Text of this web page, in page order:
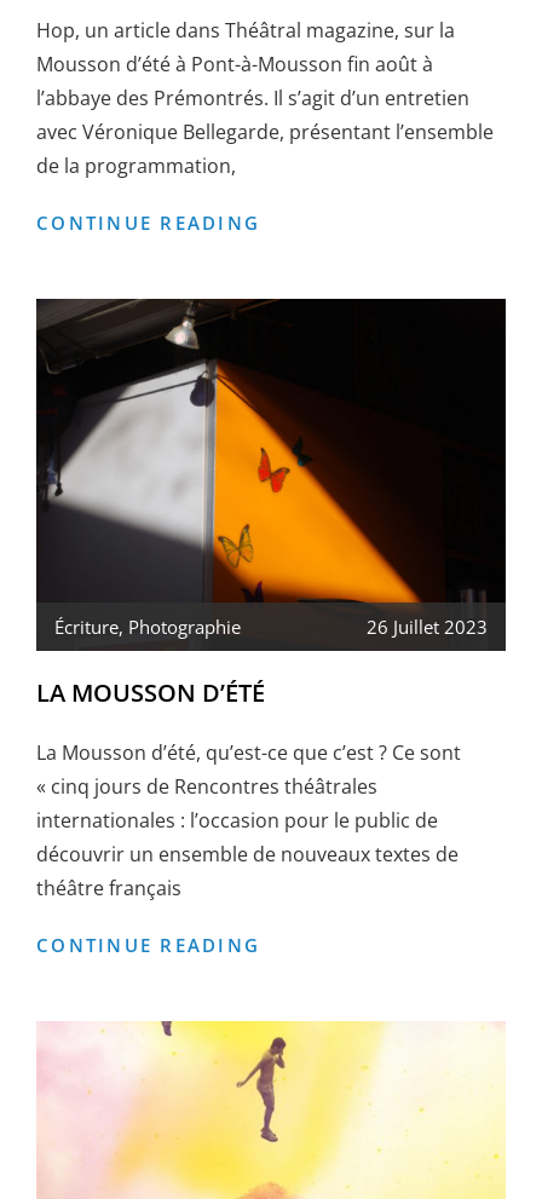
Hop, un article dans Théâtral magazine, sur la
Mousson d’été à Pont-à-Mousson fin août à
l’abbaye des Prémontrés. Il s’agit d’un entretien
avec Véronique Bellegarde, présentant l’ensemble
de la programmation,
CONTINUE READING
Écriture, Photographie 26 Juillet 2023
LA MOUSSON D’ÉTÉ
La Mousson d’été, qu’est-ce que c’est ? Ce sont
« cinq jours de Rencontres théâtrales
internationales : l’occasion pour le public de
découvrir un ensemble de nouveaux textes de
théâtre français
CONTINUE READING